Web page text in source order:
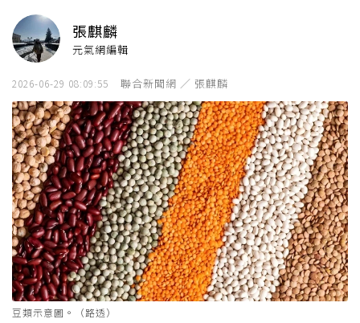
張麒麟
元氣網編輯
2026-06-29 08:09:55 聯合新聞網 ／ 張麒麟
豆類示意圖。（路透）